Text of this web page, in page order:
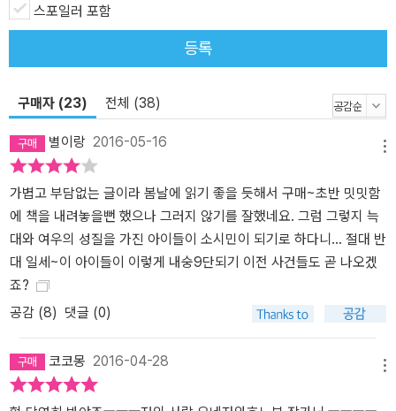
었고, 그것이 『가을철 한정 구리킨톤 사건』으로 이어졌으니 ‘소시
사건』에 수록되어 있는 다섯 가지의 수수께끼 중에는 콜린 덱스터의
무 멀다」를 떠올리게 하는 작품도 있다. 「맛있는 코코아를 타는 법」은
한 늑대의 마음」은 케멜먼에게 경의를 바치는 작품이다. 또한 「고독한
늑대의 마음」에서 고바토가 “이 확률은 몇 퍼센트”, “이건 몇 퍼센
트”라고 하며 전제조건을 상대방에게 납득시키는 장면은 콜린 덱스
터의 『우드스톡으로 가는 마지막 버스』를 오마주한 것으로 『봄철 한
정 딸기 타르트 사건』의 미스터리를 더욱 풍성하게 만들고 있다.
스포일러 포함
등록
구매자 (23) 전체 (38)
별이랑 2016-05-16
가볍고 부담없는 글이라 봄날에 읽기 좋을 듯해서 구매~초반 밋밋함
에 책을 내려놓을뻔 했으나 그러지 않기를 잘했네요. 그럼 그렇지 늑
대와 여우의 성질을 가진 아이들이 소시민이 되기로 하다니... 절대 반
대 일세~이 아이들이 이렇게 내숭9단되기 이전 사건들도 곧 나오겠
죠?
공감 (8) 댓글 (0)
코코몽 2016-04-28